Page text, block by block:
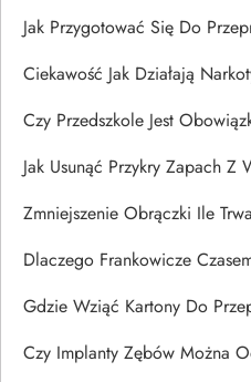
Jak Przygotować Się Do
Ciekawość Jak Działają
Czy Przedszkole Jest
Jak Usunąć Przykry Zapach Z
Zmniejszenie Obrączki Ile
Dlaczego Frankowicze
Gdzie Wziąć Kartony Do
Czy Implanty Zębów Można